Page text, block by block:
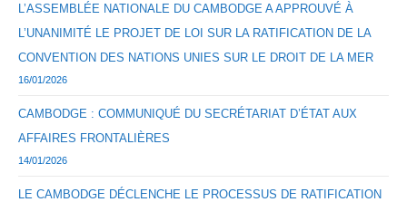
L’ASSEMBLÉE NATIONALE DU CAMBODGE A APPROUVÉ À
L’UNANIMITÉ LE PROJET DE LOI SUR LA RATIFICATION DE LA
CONVENTION DES NATIONS UNIES SUR LE DROIT DE LA MER
16/01/2026
CAMBODGE : COMMUNIQUÉ DU SECRÉTARIAT D’ÉTAT AUX
AFFAIRES FRONTALIÈRES
14/01/2026
LE CAMBODGE DÉCLENCHE LE PROCESSUS DE RATIFICATION